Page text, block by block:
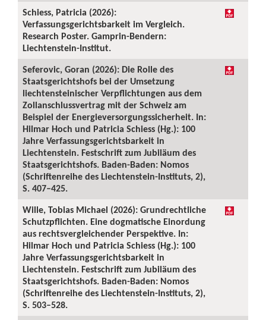
Schiess, Patricia (2026):
Verfassungsgerichtsbarkeit im Vergleich.
Research Poster. Gamprin-Bendern:
Liechtenstein-Institut.
Seferovic, Goran (2026): Die Rolle des
Staatsgerichtshofs bei der Umsetzung
liechtensteinischer Verpflichtungen aus dem
Zollanschlussvertrag mit der Schweiz am
Beispiel der Energieversorgungssicherheit. In:
Hilmar Hoch und Patricia Schiess (Hg.): 100
Jahre Verfassungsgerichtsbarkeit in
Liechtenstein. Festschrift zum Jubiläum des
Staatsgerichtshofs. Baden-Baden: Nomos
(Schriftenreihe des Liechtenstein-Instituts, 2),
S. 407–425.
Wille, Tobias Michael (2026): Grundrechtliche
Schutzpflichten. Eine dogmatische Einordung
aus rechtsvergleichender Perspektive. In:
Hilmar Hoch und Patricia Schiess (Hg.): 100
Jahre Verfassungsgerichtsbarkeit in
Liechtenstein. Festschrift zum Jubiläum des
Staatsgerichtshofs. Baden-Baden: Nomos
(Schriftenreihe des Liechtenstein-Instituts, 2),
S. 503–528.